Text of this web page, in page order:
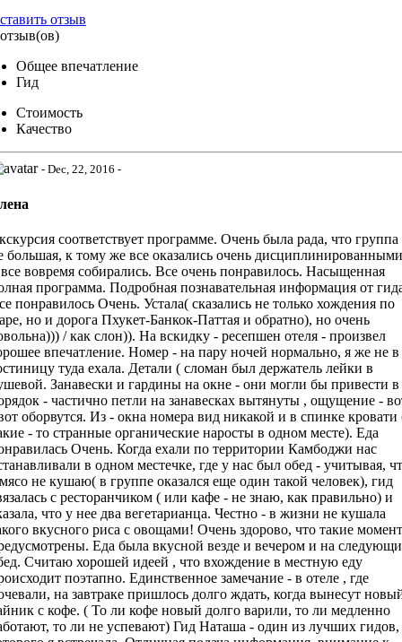
отзыв
Общее впечатление
Гид
Стоимость
Качество
- Dec, 22, 2016 -
соответствует программе. Очень была рада, что группа
большая, к тому же все оказались очень дисциплинированными
вовремя собирались. Все очень понравилось. Насыщенная
программа. Подробная познавательная информация от
понравилось Очень. Устала( сказались не только хождения по
но и дорога Пхукет-Банкок-Паттая и обратно), но очень
/ как слон)). На вскидку - ресепшен отеля - произвел
впечатление. Номер - на пару ночей нормально, я же не в
туда ехала. Детали ( сломан был держатель лейки в
Занавески и гардины на окне - они могли бы привести в
- частично петли на занавесках вытянуты , ощущение -
оборвутся. Из - окна номера вид никакой и в спинке кровати
- то странные органические наросты в одном месте). Еда
Очень. Когда ехали по территории Камбоджи нас
в одном местечке, где у нас был обед - учитывая,
не кушаю( в группе оказался еще один такой человек), гид
с ресторанчиком ( или кафе - не знаю, как правильно) и
что у нее два вегетарианца. Честно - в жизни не кушала
вкусного риса с овощами! Очень здорово, что такие
Еда была вкусной везде и вечером и на
Считаю хорошей идеей , что вхождение в местную еду
поэтапно. Единственное замечание - в отеле , где
на завтраке пришлось долго ждать, когда вынесут
с кофе. ( То ли кофе новый долго варили, то ли медленно
то ли не успевают) Гид Наташа - один из лучших гидов,